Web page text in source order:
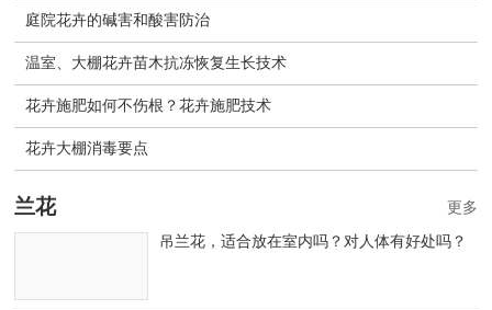
庭院花卉的碱害和酸害防治
温室、大棚花卉苗木抗冻恢复生长技术
花卉施肥如何不伤根？花卉施肥技术
花卉大棚消毒要点
兰花
吊兰花，适合放在室内吗？对人体有好处吗？
更多